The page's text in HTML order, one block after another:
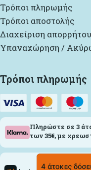
Τρόποι πληρωμής
Τρόποι αποστολής
Διαχείριση απορρήτου
Υπαναχώρηση /
Τρόποι πληρωμής
Πληρώστε σε 3
των 35€, με